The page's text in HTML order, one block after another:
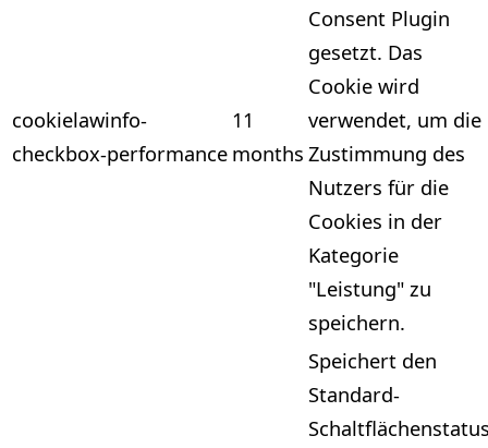
cookielawinfo-
checkbox-performance
11
months
Consent Plugin
gesetzt. Das
Cookie wird
verwendet, um die
Zustimmung des
Nutzers für die
Cookies in der
Kategorie
"Leistung" zu
speichern.
Speichert den
Standard-